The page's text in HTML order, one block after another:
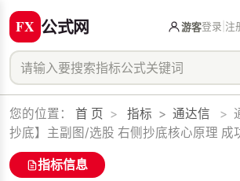
公式网 游客登录 注
您的位置： 首 页 > 指标 > 通达信 >
抄底】主副图/选股 右侧抄底核心原理 成
指标信息